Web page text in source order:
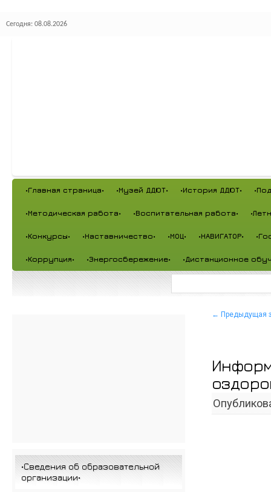
Сегодня: 08.08.2026
•Главная страница• •Музей ДДЮТ• •История ДДЮТ•
•Методическая работа• •Воспитательная работа•
•Конкурсы• •Наставничество• •МОЦ• •НАВИГАТОР•
•Коррупция• •Энергосбережение• •Дистанционное
← Предыдущая
•Сведения об образовательной
организации•